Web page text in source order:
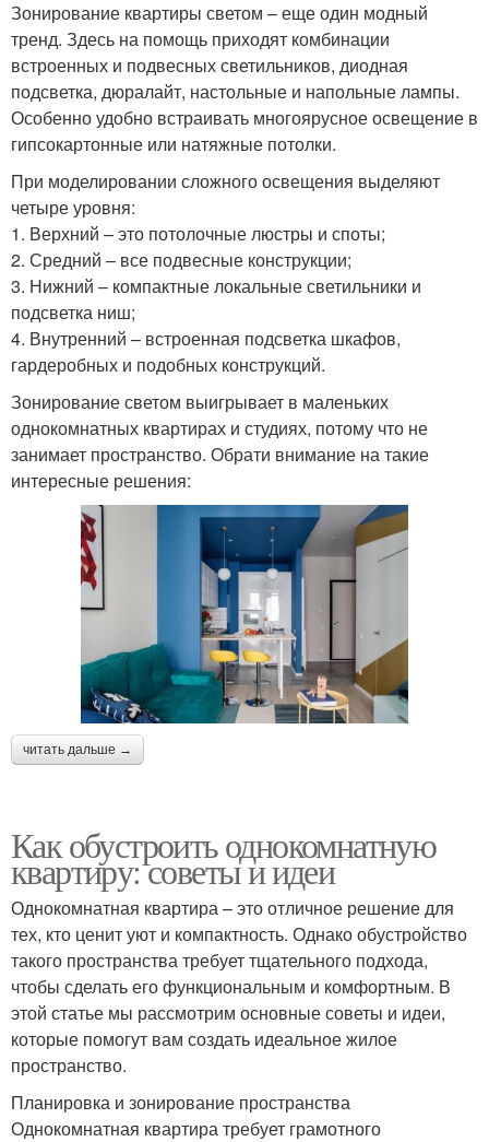
Зонирование квартиры светом – еще один модный
тренд. Здесь на помощь приходят комбинации
встроенных и подвесных светильников, диодная
подсветка, дюралайт, настольные и напольные лампы.
Особенно удобно встраивать многоярусное освещение в
гипсокартонные или натяжные потолки.
При моделировании сложного освещения выделяют
четыре уровня:
1. Верхний – это потолочные люстры и споты;
2. Средний – все подвесные конструкции;
3. Нижний – компактные локальные светильники и
подсветка ниш;
4. Внутренний – встроенная подсветка шкафов,
гардеробных и подобных конструкций.
Зонирование светом выигрывает в маленьких
однокомнатных квартирах и студиях, потому что не
занимает пространство. Обрати внимание на такие
интересные решения:
читать дальше →
Как обустроить однокомнатную
квартиру: советы и идеи
Однокомнатная квартира – это отличное решение для
тех, кто ценит уют и компактность. Однако обустройство
такого пространства требует тщательного подхода,
чтобы сделать его функциональным и комфортным. В
этой статье мы рассмотрим основные советы и идеи,
которые помогут вам создать идеальное жилое
пространство.
Планировка и зонирование пространства
Однокомнатная квартира требует грамотного